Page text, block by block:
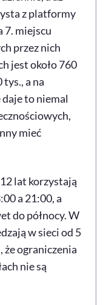
z platformy
7. miejscu
przez nich
jest około 760
a na
to niemal
mieć
lat korzystają
a 21:00, a
do północy. W
w sieci od 5
ograniczenia
nie są